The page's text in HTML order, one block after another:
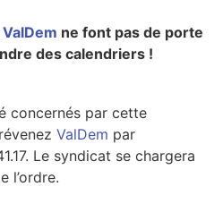
ValDem ne font pas de porte
des calendriers !
concernés par cette
ValDem par
Le syndicat se chargera
l’ordre.